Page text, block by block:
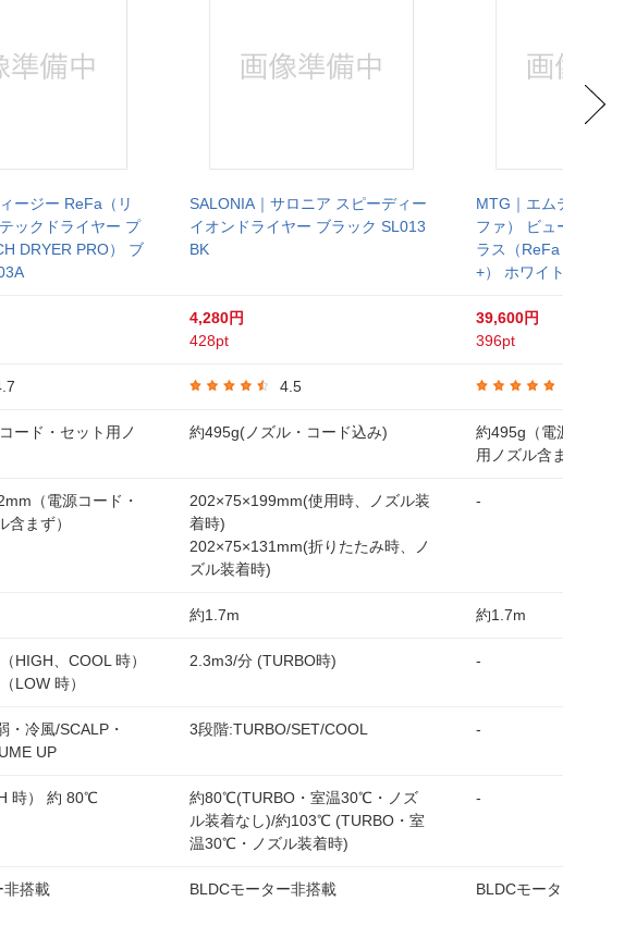
ージー ReFa（リ
ックドライヤー プ
DRYER PRO） ブ
ード・セット用ノ
（電源コード・
含まず）
HIGH、COOL 時）
LOW 時）
・冷風/SCALP・
UP
時） 約 80℃
非搭載
SALONIA｜サロニア スピーディー
イオンドライヤー ブラック SL013
BK
4,280円
428pt
4.5
約495g(ノズル・コード込み)
202×75×199mm(使用時、ノズル装
着時)
202×75×131mm(折りたたみ時、ノ
ズル装着時)
約1.7m
2.3m3/分 (TURBO時)
3段階:TURBO/SET/COOL
約80℃(TURBO・室温30℃・ノズ
ル装着なし)/約103℃ (TURBO・室
温30℃・ノズル装着時)
BLDCモーター非搭載
MTG｜エムティージ
ファ） ビューテック
ラス（ReFa
+） ホワイト
39,600円
396pt
約495g（電源コード
用ノズル含まず）
-
約1.7m
-
-
-
BLDCモーター非搭載